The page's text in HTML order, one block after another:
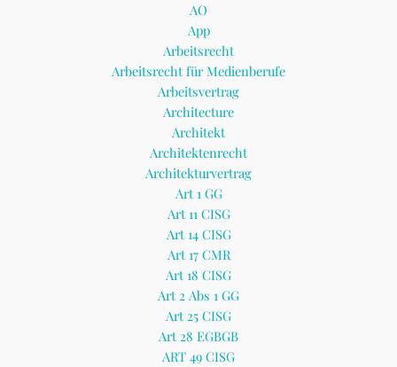
AO
App
Arbeitsrecht
Arbeitsrecht für Medienberufe
Arbeitsvertrag
Architecture
Architekt
Architektenrecht
Architekturvertrag
Art 1 GG
Art 11 CISG
Art 14 CISG
Art 17 CMR
Art 18 CISG
Art 2 Abs 1 GG
Art 25 CISG
Art 28 EGBGB
ART 49 CISG